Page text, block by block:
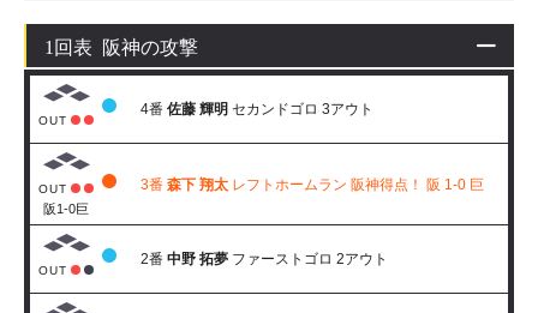
1回表 阪神の攻撃
OUT
4番 佐藤 輝明 セカンドゴロ 3アウト
OUT
阪1-0巨
3番 森下 翔太 レフトホームラン 阪神得点！ 阪 1-0 巨
OUT
2番 中野 拓夢 ファーストゴロ 2アウト